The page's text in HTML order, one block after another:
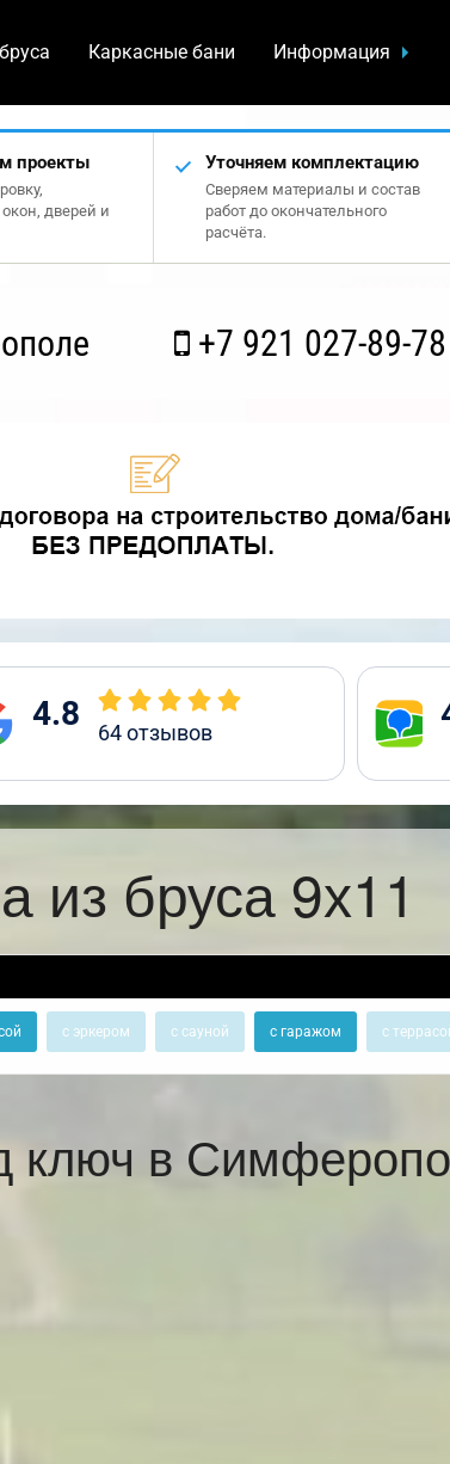
Каркасные бани Информация
проекты
дверей и
Уточняем комплектацию
Сверяем материалы и состав
работ до окончательного
расчёта.
+7 921 027-89-78
4.8 64отзывов
из бруса 9х11
с эркером с сауной с гаражом с
ключ в